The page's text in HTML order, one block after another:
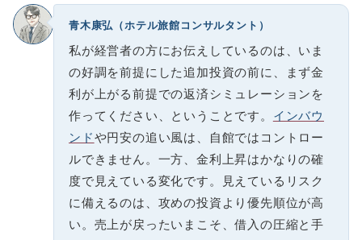
青木康弘（ホテル旅館コンサルタント）
私が経営者の方にお伝えしているのは、いま
の好調を前提にした追加投資の前に、まず金
利が上がる前提での返済シミュレーションを
作ってください、ということです。 インバウ
ンドや円安の追い風は、自館ではコントロー
ルできません。一方、金利上昇はかなりの確
度で見えている変化です。見えているリスク
に備えるのは、攻めの投資より優先順位が高
い。売上が戻ったいまこそ、借入の圧縮と手